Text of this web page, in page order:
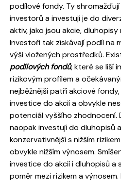
podílové fondy. Ty
investorů a investují je do
aktiv, jako jsou akcie,
Investoři tak získávají podíl na
výši vložených prostředků.
podílových fondů, které se liší
rizikovým profilem a
nejběžnější patří akciové
investice do akcií a obvykle
potenciál vyššího zhodnocení.
naopak investují do dluhopisů
konzervativnější s nižším
obvykle nižším výnosem.
investice do akcií i dluhopisů a
poměr mezi rizikem a